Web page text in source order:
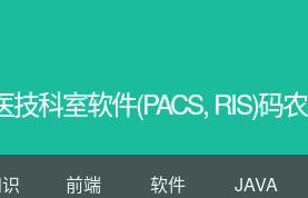
技科室软件(PACS, RIS)码农
前端 软件 JAVA